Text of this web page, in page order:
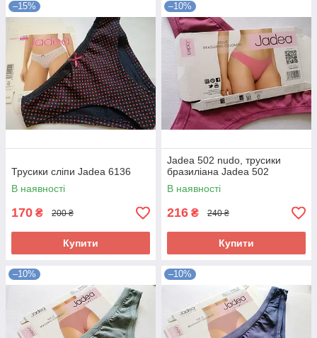
–15%
Трусики сліпи Jadea 6136
В наявності
170 ₴ 200 ₴
Купити
–10%
Jadea 502 nudo, трусики
бразиліана Jadea 502
В наявності
216 ₴ 240 ₴
Купити
–10% –10%